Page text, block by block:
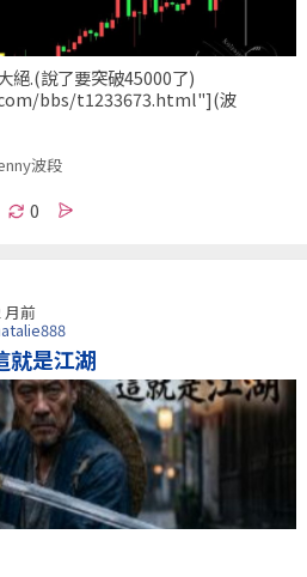
絕.(說了要突破45000了)
bbs/t1233673.html"](波
波段
0
月前
就是江湖